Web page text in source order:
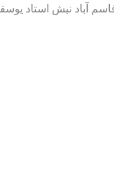
آباد نبش استاد یوسفی ۲۷ پلاک